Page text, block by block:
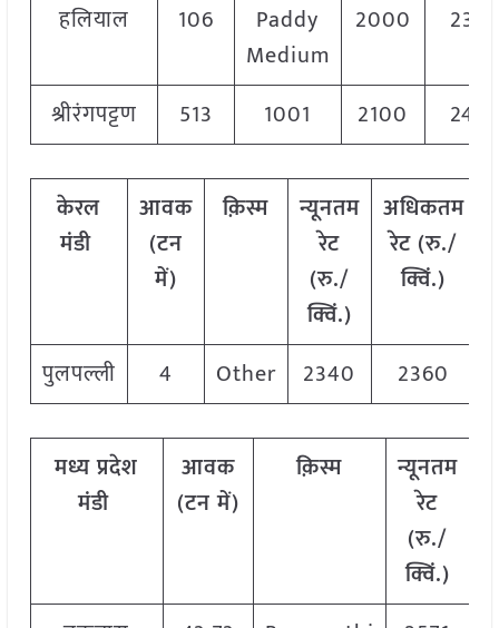
हलियाल
106
Paddy
Medium
2000
श्रीरंगपट्टण 513 1001 2100
केरल
मंडी
आवक
(टन
में)
क़िस्म
न्यूनतम
रेट
(रु./
क्विं.)
अधिकतम
रेट (रु./
क्विं.)
पुलपल्ली 4 Other 2340 2360
मध्य प्रदेश
मंडी
आवक
(टन में)
क़िस्म
न्यूनतम
रेट
(रु./
क्विं.)